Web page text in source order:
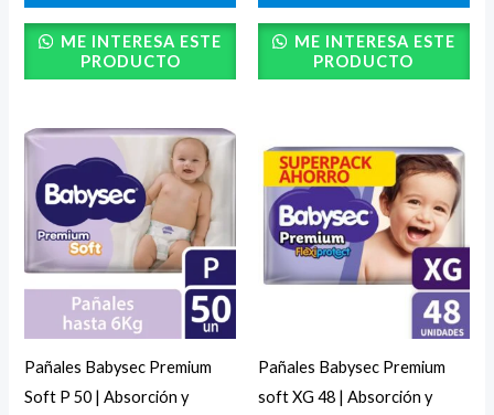
ME INTERESA ESTE
PRODUCTO
ME INTERESA ESTE
PRODUCTO
Pañales Babysec Premium
Soft P 50 | Absorción y
Pañales Babysec Premium
soft XG 48 | Absorción y